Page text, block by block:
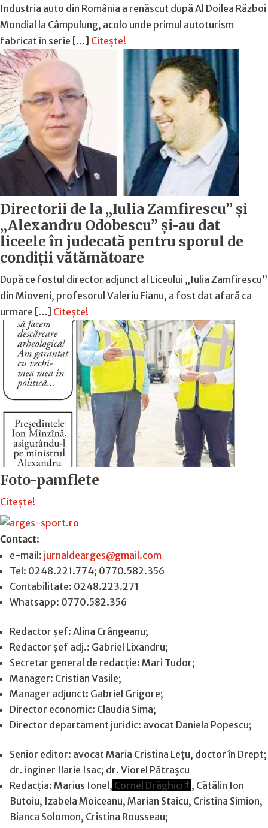
Industria auto din România a renăscut după Al Doilea Război
Mondial la Câmpulung, acolo unde primul autoturism
fabricat în serie […] Citește!
Directorii de la „Iulia Zamfirescu” și
„Alexandru Odobescu” și-au dat
liceele în judecată pentru sporul de
condiții vătămătoare
După ce fostul director adjunct al Liceului „Iulia Zamfirescu”
din Mioveni, profesorul Valeriu Fianu, a fost dat afară ca
urmare […] Citește!
Foto-pamflete
Citește!
Contact:
e-mail: jurnaldearges@gmail.com
Tel: 0248.221.774; 0770.582.356
Contabilitate: 0248.223.271
Whatsapp: 0770.582.356
Redactor șef: Alina Crângeanu;
Redactor șef adj.: Gabriel Lixandru;
Secretar general de redacție: Mari Tudor;
Manager: Cristian Vasile;
Manager adjunct: Gabriel Grigore;
Director economic: Claudia Sima;
Director departament juridic: avocat Daniela Popescu;
Senior editor: avocat Maria Cristina Leţu, doctor în Drept;
dr. inginer Ilarie Isac; dr. Viorel Pătrașcu
Redacţia: Marius Ionel, Cornel Drăghici † , Cătălin Ion
Butoiu, Izabela Moiceanu, Marian Staicu, Cristina Simion,
Bianca Solomon, Cristina Rousseau;